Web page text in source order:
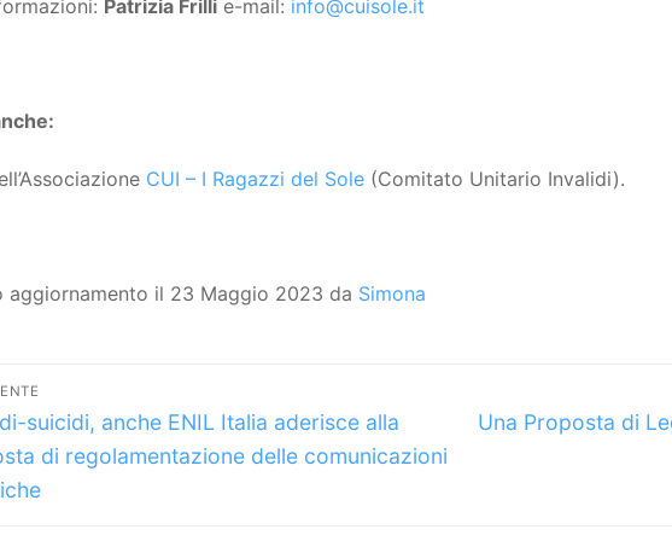
Patrizia Frilli e-mail: info@cuisole.it
CUI – I Ragazzi del Sole (Comitato Unitario Invalidi).
aggiornamento il 23 Maggio 2023 da Simona
suicidi, anche ENIL Italia aderisce alla
di regolamentazione delle comunicazioni
Articolo
Una Proposta di